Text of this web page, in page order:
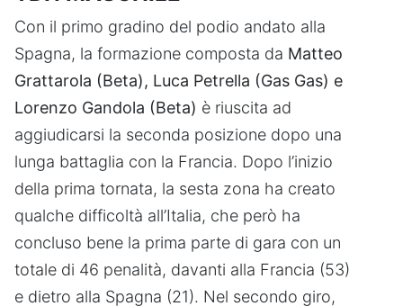
Con il primo gradino del podio andato alla
Spagna, la formazione composta da Matteo
Grattarola (Beta), Luca Petrella (Gas Gas) e
Lorenzo Gandola (Beta) è riuscita ad
aggiudicarsi la seconda posizione dopo una
lunga battaglia con la Francia. Dopo l’inizio
della prima tornata, la sesta zona ha creato
qualche difficoltà all’Italia, che però ha
concluso bene la prima parte di gara con un
totale di 46 penalità, davanti alla Francia (53)
e dietro alla Spagna (21). Nel secondo giro,